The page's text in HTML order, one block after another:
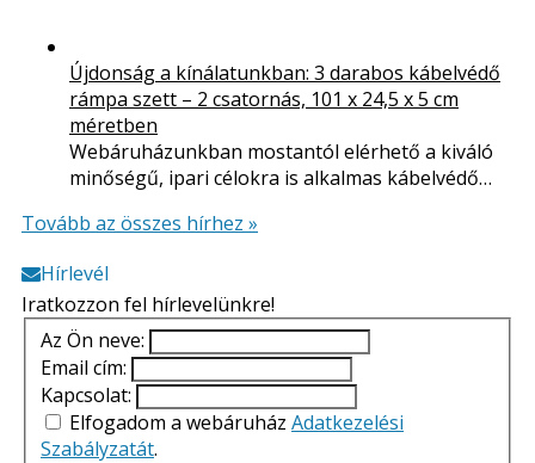
Újdonság a kínálatunkban: 3 darabos kábelvédő
rámpa szett – 2 csatornás, 101 x 24,5 x 5 cm
méretben
Webáruházunkban mostantól elérhető a kiváló
minőségű, ipari célokra is alkalmas kábelvédő…
Tovább az összes hírhez »
Hírlevél
Iratkozzon fel hírlevelünkre!
Az Ön neve:
Email cím:
Kapcsolat:
Elfogadom a webáruház Adatkezelési
Szabályzatát.